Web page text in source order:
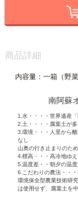
商品詳細
内容量：一箱（野
南阿蘇
1.水・・・・世界遺産
2.土・・・・腐葉土が
3.環境・・・人里から
なし
山奥の行き止まりのた
4.標高・・・高冷地ゆ
5.温度差・・朝夕の温
6.こだわりの農法・・
環境保全型農業技術研
は使用せず、腐葉土を